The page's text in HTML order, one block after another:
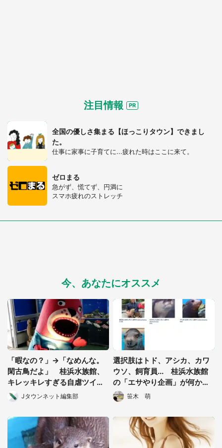
選択する
注目情報
全国の優しさ集まる【ほっこりタウン】できまし
た。
仕事に家事に子育てに...疲れた時はここに来て。
ゼロまる
急がず、慌てず、円満に
スマホ疲れのストレッチ
今、あなたにオススメ
「暇なの？」→「なめんな。
閑古鳥だよ」 桂浜水族館、
キレッキレすぎる自虐ツイー
トに反響
Jタウンネット編集部
選択肢はトド、アシカ、カワ
ウソ、飼育員... 桂浜水族館
の「エサやり企画」が何かお
かしいと話題に
笹木 萌